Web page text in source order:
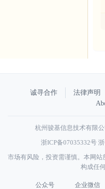
诚寻合作 法律声明
杭州骏基信息技术有限
浙ICP备07035332号
市场有风险，投资需谨慎。本网
构成任
公众号 企业微信